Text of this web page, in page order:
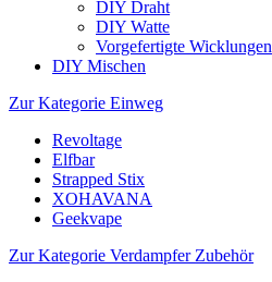
DIY Draht
DIY Watte
Vorgefertigte Wicklungen
DIY Mischen
Zur Kategorie Einweg
Revoltage
Elfbar
Strapped Stix
XOHAVANA
Geekvape
Zur Kategorie Verdampfer Zubehör